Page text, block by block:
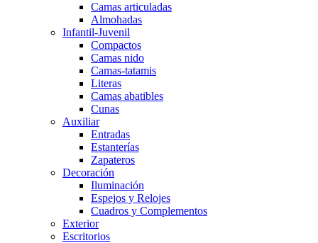
Camas articuladas
Almohadas
Infantil-Juvenil
Compactos
Camas nido
Camas-tatamis
Literas
Camas abatibles
Cunas
Auxiliar
Entradas
Estanterías
Zapateros
Decoración
Iluminación
Espejos y Relojes
Cuadros y Complementos
Exterior
Escritorios